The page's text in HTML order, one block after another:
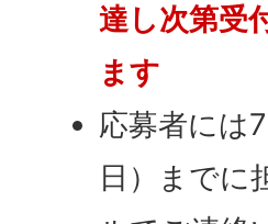
達し次第受
ます
応募者には
日）までに